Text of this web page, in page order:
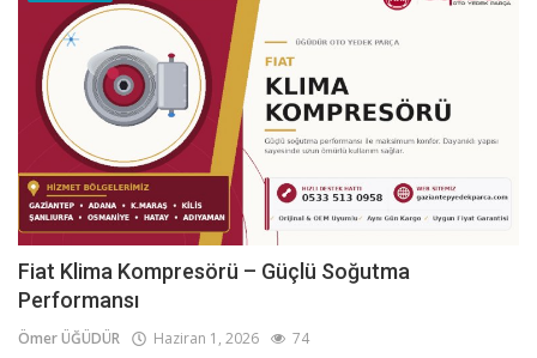
Fiat Klima Kompresörü – Güçlü Soğutma
Performansı
Ömer ÜĞÜDÜR Haziran 1, 2026 74